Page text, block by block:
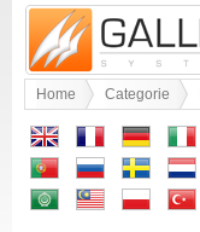
Home Categorie